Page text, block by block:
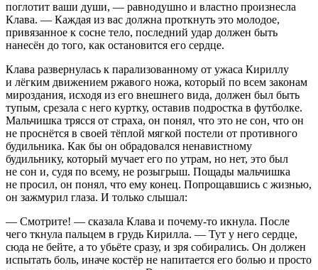
поглотит ваши души, — равнодушно и властно произнесла
Клава. — Каждая из вас должна проткнуть это молодое,
привязанное к сосне тело, последний удар должен быть
нанесён до того, как остановится его сердце.
Клава развернулась к парализованному от ужаса Кириллу
и лёгким движением ржавого ножа, который по всем законам
мироздания, исходя из его внешнего вида, должен был быть
тупым, срезала с него куртку, оставив подростка в футболке.
Мальчишка трясся от страха, он понял, что это не сон, что он
не проснётся в своей тёплой мягкой постели от противного
будильника. Как бы он обрадовался ненавистному
будильнику, который мучает его по утрам, но нет, это был
не сон и, судя по всему, не розыгрыш. Пощады мальчишка
не просил, он понял, что ему конец. Попрощавшись с жизнью,
он зажмурил глаза. И только слышал:
— Смотрите! — сказала Клава и почему-то икнула. После
чего ткнула пальцем в грудь Кирилла. — Тут у него сердце,
сюда не бейте, а то убьёте сразу, и зря собирались. Он должен
испытать боль, иначе костёр не напитается его болью и просто